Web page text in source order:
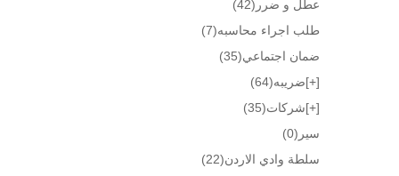
عطل و ضرر (42)
طلب اجراء محاسبه(7)
ضمان اجتماعي(35)
[+]ضريبه(64)
[+]شركات(35)
سير (0)
سلطة وادي الاردن(22)